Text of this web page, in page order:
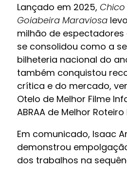
Lançado em 2025,
Goiabeira Maraviosa
milhão de
se consolidou como a
bilheteria nacional do
também conquistou
crítica e do mercado,
Otelo de Melhor Filme
ABRAA de Melhor
Em comunicado, Isaac
demonstrou
dos trabalhos na